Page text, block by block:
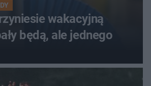
wakacyjną
będą, ale jednego